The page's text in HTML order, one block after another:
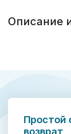
Описание
Простой
возврат